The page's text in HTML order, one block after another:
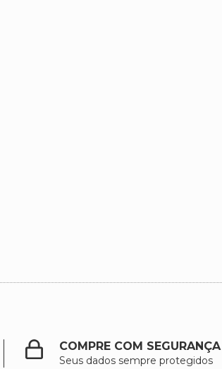
COMPRE COM SEGURANÇA
Seus dados sempre protegidos